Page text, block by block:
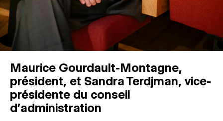
Maurice Gourdault-Montagne,
président, et Sandra Terdjman, vice-
présidente du conseil
d’administration